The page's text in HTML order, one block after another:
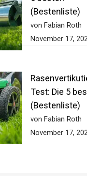
(Bestenliste)
von Fabian Roth
November 17, 2025
Test: Die 5
(Bestenliste)
von Fabian Roth
November 17, 2025